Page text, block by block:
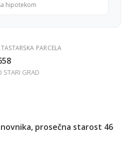
hipotekom
PARCELA
STARI GRAD
prosečna starost 46